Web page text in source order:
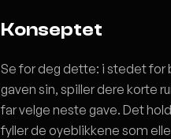
Konseptet
Se for deg dette: i stedet for
gaven sin, spiller dere korte
far velge neste gave. Det
fyller de oyeblikkene som